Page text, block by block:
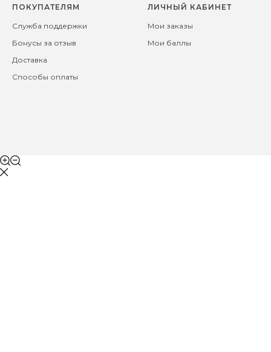
ПОКУПАТЕЛЯМ
Служба поддержки
Бонусы за отзыв
Доставка
Способы оплаты
ЛИЧНЫЙ КАБИНЕТ
Мои заказы
Мои баллы